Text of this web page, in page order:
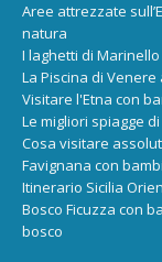
Aree attrezzate
natura
I laghetti di
La Piscina di
Visitare l'Etna con
Le migliori spiagge
Cosa visitare
Favignana con
Itinerario Sicilia
Bosco Ficuzza con
bosco